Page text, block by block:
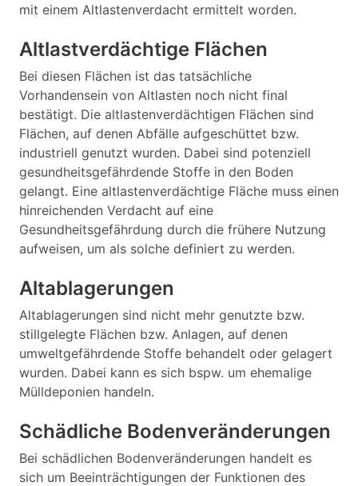
mit einem Altlastenverdacht ermittelt worden.
Altlastverdächtige Flächen
Bei diesen Flächen ist das tatsächliche
Vorhandensein von Altlasten noch nicht final
bestätigt. Die altlastenverdächtigen Flächen sind
Flächen, auf denen Abfälle aufgeschüttet bzw.
industriell genutzt wurden. Dabei sind potenziell
gesundheitsgefährdende Stoffe in den Boden
gelangt. Eine altlastenverdächtige Fläche muss einen
hinreichenden Verdacht auf eine
Gesundheitsgefährdung durch die frühere Nutzung
aufweisen, um als solche definiert zu werden.
Altablagerungen
Altablagerungen sind nicht mehr genutzte bzw.
stillgelegte Flächen bzw. Anlagen, auf denen
umweltgefährdende Stoffe behandelt oder gelagert
wurden. Dabei kann es sich bspw. um ehemalige
Mülldeponien handeln.
Schädliche Bodenveränderungen
Bei schädlichen Bodenveränderungen handelt es
sich um Beeinträchtigungen der Funktionen des